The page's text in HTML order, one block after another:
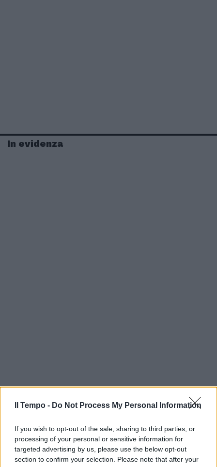
Il Tempo - Do Not Process My Personal Information
If you wish to opt-out of the sale, sharing to third parties, or
processing of your personal or sensitive information for
targeted advertising by us, please use the below opt-out
section to confirm your selection. Please note that after your
In evidenza